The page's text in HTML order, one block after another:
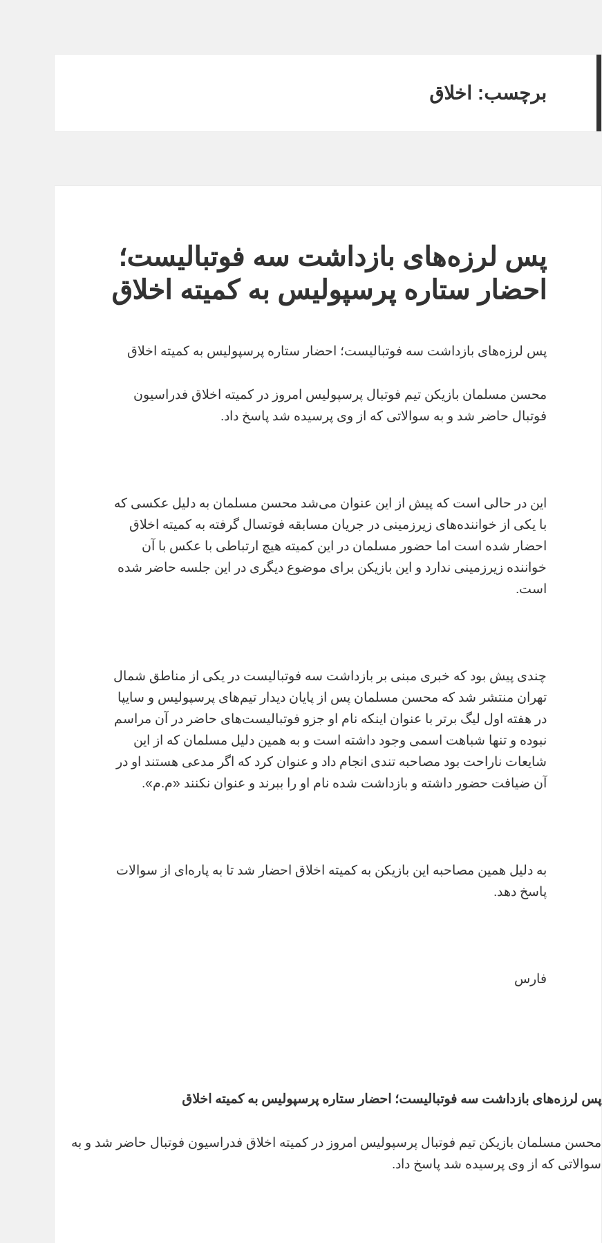
برچسب: اخلاق
پس لرزه‌های بازداشت سه فوتبالیست؛
احضار ستاره پرسپولیس به کمیته اخلاق
پس لرزه‌های بازداشت سه فوتبالیست؛ احضار ستاره پرسپولیس به کمیته اخلاق
محسن مسلمان بازیکن تیم فوتبال پرسپولیس امروز در کمیته اخلاق فدراسیون
فوتبال حاضر شد و به سوالاتی که از وی پرسیده شد پاسخ داد.
این در حالی است که پیش از این عنوان می‌شد محسن مسلمان به دلیل عکسی که
با یکی از خواننده‌های زیرزمینی در جریان مسابقه فوتسال گرفته به کمیته اخلاق
احضار شده است اما حضور مسلمان در این کمیته هیچ ارتباطی با عکس با آن
خواننده زیرزمینی ندارد و این بازیکن برای موضوع دیگری در این جلسه حاضر شده
است.
چندی پیش بود که خبری مبنی بر بازداشت سه فوتبالیست در یکی از مناطق شمال
تهران منتشر شد که محسن مسلمان پس از پایان دیدار تیم‌های پرسپولیس و سایپا
در هفته اول لیگ برتر با عنوان اینکه نام او جزو فوتبالیست‌های حاضر در آن مراسم
نبوده و تنها شباهت اسمی وجود داشته است و به همین دلیل مسلمان که از این
شایعات ناراحت بود مصاحبه تندی انجام داد و عنوان کرد که اگر مدعی هستند او در
آن ضیافت حضور داشته و بازداشت شده نام او را ببرند و عنوان نکنند «م.م».
به دلیل همین مصاحبه این بازیکن به کمیته اخلاق احضار شد تا به پاره‌ای از سوالات
پاسخ دهد.
فارس
پس لرزه‌های بازداشت سه فوتبالیست؛ احضار ستاره پرسپولیس به کمیته اخلاق
محسن مسلمان بازیکن تیم فوتبال پرسپولیس امروز در کمیته اخلاق فدراسیون فوتبال حاضر شد و به
سوالاتی که از وی پرسیده شد پاسخ داد.